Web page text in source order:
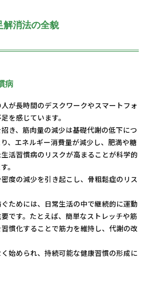
解消法の全貌
病
が長時間のデスクワークやスマートフォ
を感じています。
き、筋肉量の減少は基礎代謝の低下につ
、エネルギー消費量が減少し、肥満や糖
活習慣病のリスクが高まることが科学的
。
度の減少を引き起こし、骨粗鬆症のリス
ためには、日常生活の中で継続的に運動
です。たとえば、簡単なストレッチや筋
慣化することで筋力を維持し、代謝の改
始められ、持続可能な健康習慣の形成に